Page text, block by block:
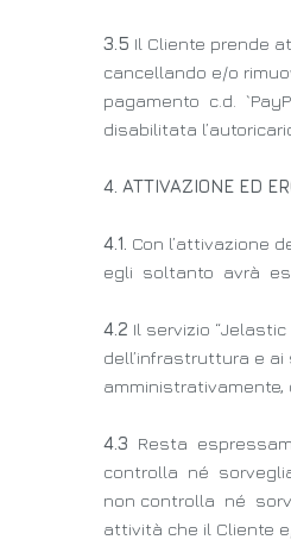
3.5 Il Cliente prende
cancellando e/o
pagamento c.d.
disabilitata
4. ATTIVAZIONE ED
4.1. Con l’attivazione
egli soltanto avrà
4.2 Il servizio
dell’infrastruttura e
amministrativamente,
4.3 Resta
controlla né
non controlla né
attività che il Cliente